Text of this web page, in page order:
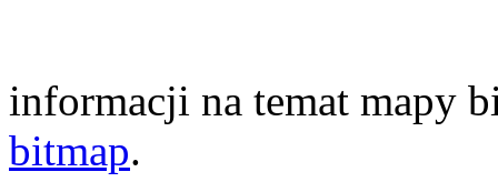
informacji na temat mapy
bitmap.